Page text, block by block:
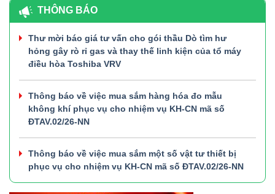
THÔNG BÁO
Thư mời báo giá tư vấn cho gói thầu Dò tìm hư
hỏng gây rò rỉ gas và thay thế linh kiện của tổ máy
điều hòa Toshiba VRV
Thông báo về việc mua sắm hàng hóa đo mẫu
không khí phục vụ cho nhiệm vụ KH-CN mã số
ĐTAV.02/26-NN
Thông báo về việc mua sắm một số vật tư thiết bị
phục vụ cho nhiệm vụ KH-CN mã số ĐTAV.02/26-NN